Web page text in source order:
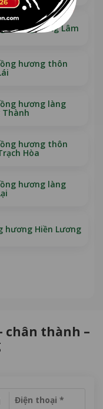
hương Đông Lâm
hương thôn
hương làng
Thành
hương thôn
Hòa
hương làng
hương Hiền Lương
chân thành –
Điện thoại *